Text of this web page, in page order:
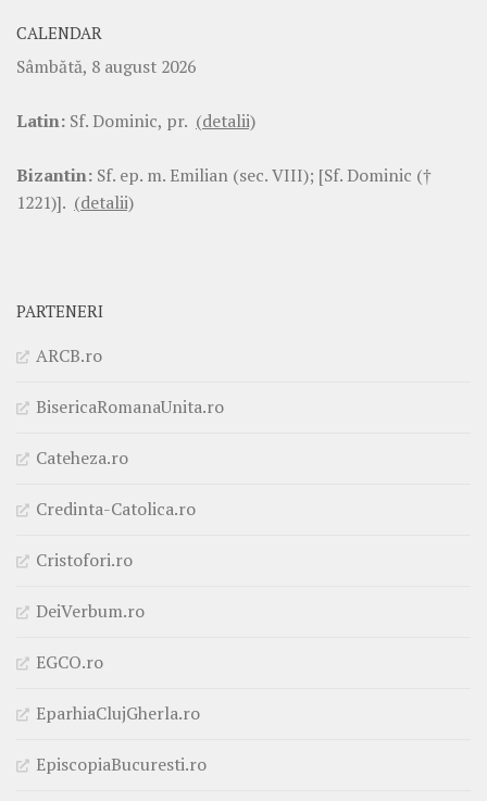
CALENDAR
Sâmbătă, 8 august 2026
Latin: Sf. Dominic, pr. (detalii)
Bizantin: Sf. ep. m. Emilian (sec. VIII); [Sf. Dominic (†
1221)]. (detalii)
PARTENERI
ARCB.ro
BisericaRomanaUnita.ro
Cateheza.ro
Credinta-Catolica.ro
Cristofori.ro
DeiVerbum.ro
EGCO.ro
EparhiaClujGherla.ro
EpiscopiaBucuresti.ro